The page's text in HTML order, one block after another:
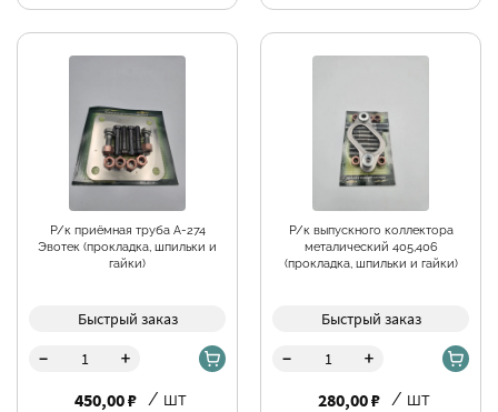
Р/к приёмная труба А-274
Эвотек (прокладка, шпильки и
гайки)
Быстрый заказ
- +
450,00 ₽ / шт
Р/к выпускного коллектора
металический 405,406
(прокладка, шпильки и гайки)
Быстрый заказ
- +
280,00 ₽ / шт